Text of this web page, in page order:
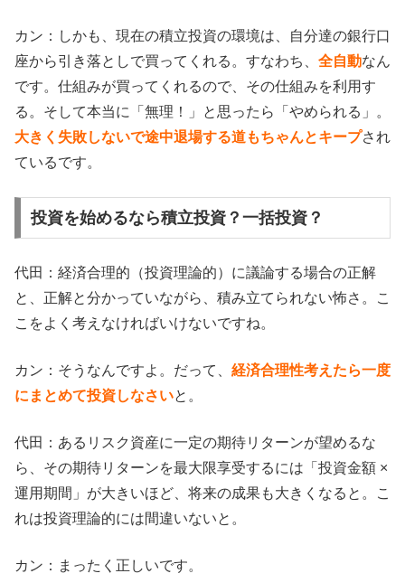
カン：しかも、現在の積立投資の環境は、自分達の銀行口
座から引き落としで買ってくれる。すなわち、 全自動なん
です。仕組みが買ってくれるので、その仕組みを利用す
る。そして本当に「無理！」と思ったら「やめられる」。
大きく失敗しないで途中退場する道もちゃんとキープされ
ているです。
投資を始めるなら積立投資？一括投資？
代田：経済合理的（投資理論的）に議論する場合の正解
と、正解と分かっていながら、積み立てられない怖さ。こ
こをよく考えなければいけないですね。
カン：そうなんですよ。だって、 経済合理性考えたら一度
にまとめて投資しなさいと。
代田：あるリスク資産に一定の期待リターンが望めるな
ら、その期待リターンを最大限享受するには「投資金額 ×
運用期間」が大きいほど、将来の成果も大きくなると。こ
れは投資理論的には間違いないと。
カン：まったく正しいです。